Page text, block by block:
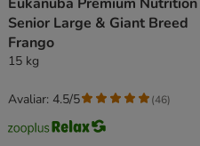
Senior Large & Giant Breed
Frango
15 kg
Avaliar: 4.5/5 (46)